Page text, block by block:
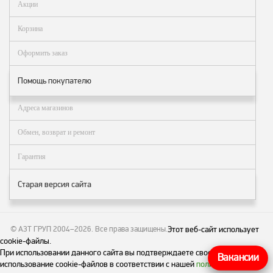
Метрологическое
оборудование
Рукава, шланги и
техпластина МБС
Соединительная
арматура
Устройства
заземления
автоцистерн и
комплектующие
СЕНСОР
Эксплуатационное
оборудование
Акции
Корзина
Оформить заказ
Помощь покупателю
Адреса магазинов
Обмен, возврат и ремонт
Гарантия
Старая версия сайта
© АЗТ ГРУП 2004–2026. Все права защищены.Этот веб-сайт использует
cookie-файлы.
При использовании данного сайта вы подтверждаете свое согласие на
использование cookie-файлов в соответствии с нашейполитикой
Вакансии